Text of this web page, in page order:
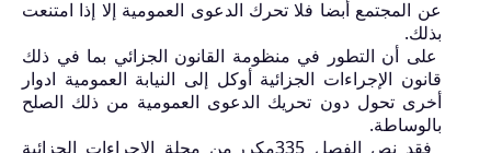
عن المجتمع أبضا فلا تحرك الدعوى العمومية إلا إذا امتنعت
بذلك.
على أن التطور في منظومة القانون الجزائي بما في ذلك
قانون الإجراءات الجزائية أوكل إلى النيابة العمومية ادوار
أخرى تحول دون تحريك الدعوى العمومية من ذلك الصلح
بالوساطة.
فقد نص الفصل 335مكرر من مجلة الإجراءات الجزائية